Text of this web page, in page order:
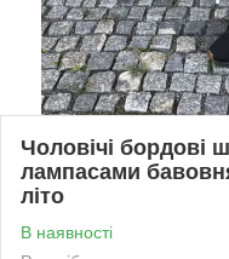
Чоловічі бордові
лампасами
літо
В наявності